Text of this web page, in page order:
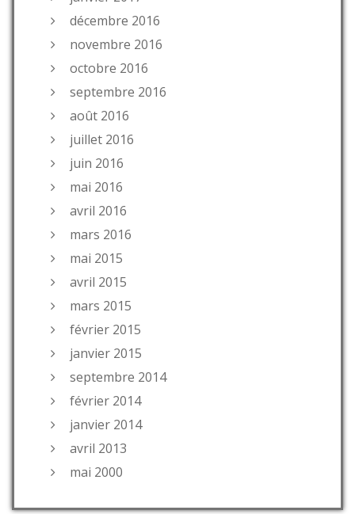
décembre 2016
novembre 2016
octobre 2016
septembre 2016
août 2016
juillet 2016
juin 2016
mai 2016
avril 2016
mars 2016
mai 2015
avril 2015
mars 2015
février 2015
janvier 2015
septembre 2014
février 2014
janvier 2014
avril 2013
mai 2000